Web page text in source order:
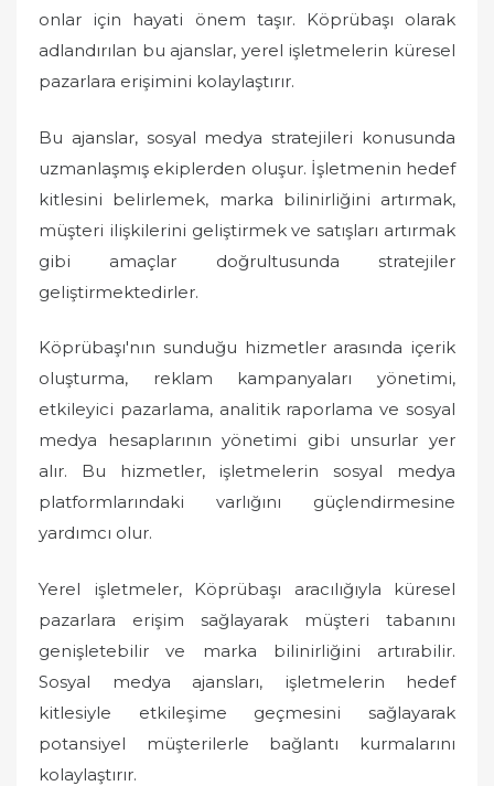
onlar için hayati önem taşır. Köprübaşı olarak
adlandırılan bu ajanslar, yerel işletmelerin küresel
pazarlara erişimini kolaylaştırır.
Bu ajanslar, sosyal medya stratejileri konusunda
uzmanlaşmış ekiplerden oluşur. İşletmenin hedef
kitlesini belirlemek, marka bilinirliğini artırmak,
müşteri ilişkilerini geliştirmek ve satışları artırmak
gibi amaçlar doğrultusunda stratejiler
geliştirmektedirler.
Köprübaşı'nın sunduğu hizmetler arasında içerik
oluşturma, reklam kampanyaları yönetimi,
etkileyici pazarlama, analitik raporlama ve sosyal
medya hesaplarının yönetimi gibi unsurlar yer
alır. Bu hizmetler, işletmelerin sosyal medya
platformlarındaki varlığını güçlendirmesine
yardımcı olur.
Yerel işletmeler, Köprübaşı aracılığıyla küresel
pazarlara erişim sağlayarak müşteri tabanını
genişletebilir ve marka bilinirliğini artırabilir.
Sosyal medya ajansları, işletmelerin hedef
kitlesiyle etkileşime geçmesini sağlayarak
potansiyel müşterilerle bağlantı kurmalarını
kolaylaştırır.